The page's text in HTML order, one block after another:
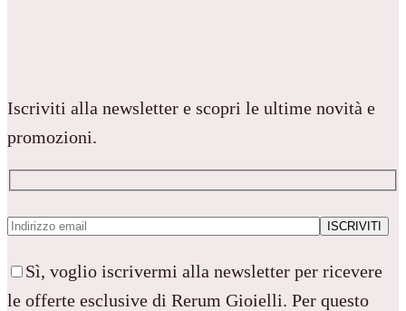
Iscriviti alla newsletter e scopri le ultime novità e
promozioni.
Sì, voglio iscrivermi alla newsletter per ricevere
le offerte esclusive di Rerum Gioielli. Per questo